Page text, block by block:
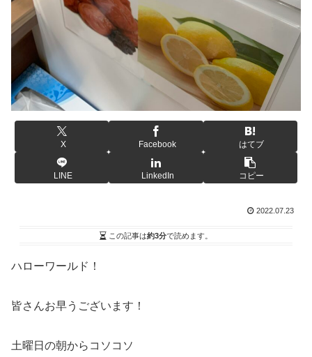
X Facebook はてブ
LINE LinkedIn コピー
2022.07.23
この記事は約3分で読めます。
ハローワールド！
皆さんお早うございます！
土曜日の朝からコソコソ